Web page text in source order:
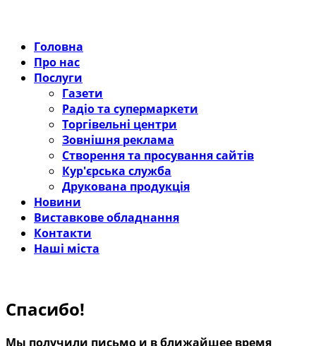
Головна
Про нас
Послуги
Газети
Радіо та супермаркети
Торгівельні центри
Зовнішня реклама
Створення та просування сайтів
Кур'єрська служба
Друкована продукція
Новини
Виставкове обладнання
Контакти
Наші міста
Спасибо!
Мы получили письмо и в ближайшее время